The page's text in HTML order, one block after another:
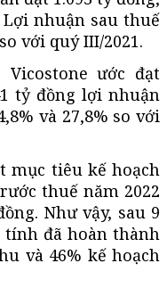
nhuận sau thuế
với quý III/2021.
ước đạt
tỷ đồng lợi nhuận
và 27,8% so với
mục tiêu kế hoạch
thuế năm 2022
Như vậy, sau 9
tính đã hoàn thành
và 46% kế hoạch